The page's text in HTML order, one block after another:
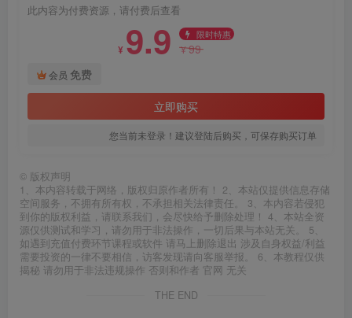
此内容为付费资源，请付费后查看
¥ 9.9 限时特惠
¥99
会员 免费
立即购买
您当前未登录！建议登陆后购买，可保存购买订单
© 版权声明
1、本内容转载于网络，版权归原作者所有！ 2、本站仅提供信息存储
空间服务，不拥有所有权，不承担相关法律责任。 3、本内容若侵犯
到你的版权利益，请联系我们，会尽快给予删除处理！ 4、本站全资
源仅供测试和学习，请勿用于非法操作，一切后果与本站无关。 5、
如遇到充值付费环节课程或软件 请马上删除退出 涉及自身权益/利益
需要投资的一律不要相信，访客发现请向客服举报。 6、本教程仅供
揭秘 请勿用于非法违规操作 否则和作者 官网 无关
THE END